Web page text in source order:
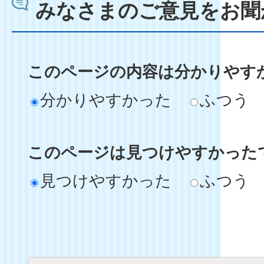
みなさまのご意見をお
このページの内容は分かりやす
分かりやすかった
ふつう
このページは見つけやすかった
見つけやすかった
ふつう